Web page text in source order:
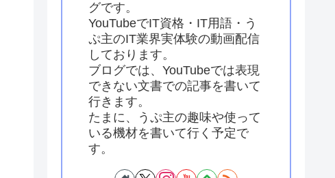
グです。
YouTubeでIT資格・IT用語・う
ぷ主のIT業界実体験の動画配信
しております。
ブログでは、YouTubeでは表現
できない文書での記事を書いて
行きます。
たまに、うぷ主の趣味や使って
いる機材を書いて行く予定で
す。